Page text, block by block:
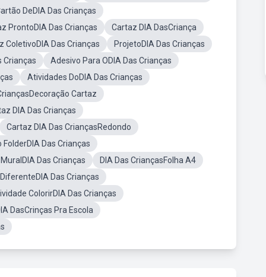
DeDIA Das Crianças
ProntoDIA Das Crianças
Cartaz DIA DasCriança
ColetivoDIA Das Crianças
ProjetoDIA Das Crianças
Crianças
Adesivo Para ODIA Das Crianças
Atividades DoDIA Das Crianças
Cartaz
DIA Das Crianças
Cartaz DIA Das CriançasRedondo
FolderDIA Das Crianças
MuralDIA Das Crianças
DIA Das CriançasFolha A4
Das Crianças
ColorirDIA Das Crianças
DasCrinças Pra Escola